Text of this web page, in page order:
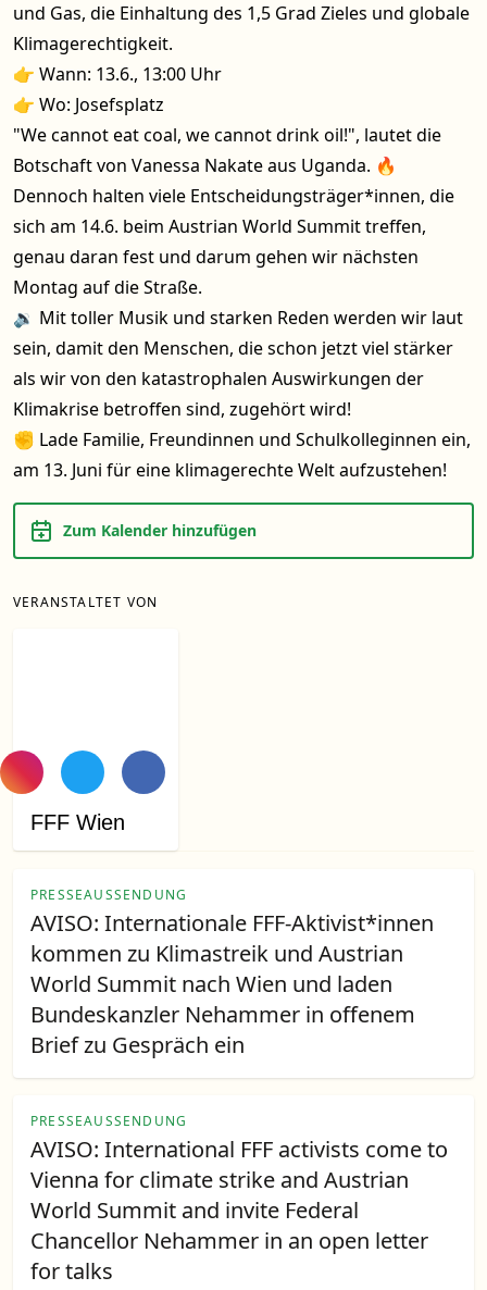
und Gas, die Einhaltung des 1,5 Grad Zieles und globale
Klimagerechtigkeit.
👉 Wann: 13.6., 13:00 Uhr
👉 Wo: Josefsplatz
"We cannot eat coal, we cannot drink oil!", lautet die
Botschaft von Vanessa Nakate aus Uganda. 🔥
Dennoch halten viele Entscheidungsträger*innen, die
sich am 14.6. beim Austrian World Summit treffen,
genau daran fest und darum gehen wir nächsten
Montag auf die Straße.
🔉 Mit toller Musik und starken Reden werden wir laut
sein, damit den Menschen, die schon jetzt viel stärker
als wir von den katastrophalen Auswirkungen der
Klimakrise betroffen sind, zugehört wird!
✊ Lade Familie, Freundinnen und Schulkolleginnen ein,
am 13. Juni für eine klimagerechte Welt aufzustehen!
Zum Kalender hinzufügen
VERANSTALTET VON
FFF Wien
PRESSEAUSSENDUNG
AVISO: Internationale FFF-Aktivist*innen
kommen zu Klimastreik und Austrian
World Summit nach Wien und laden
Bundeskanzler Nehammer in offenem
Brief zu Gespräch ein
PRESSEAUSSENDUNG
AVISO: International FFF activists come to
Vienna for climate strike and Austrian
World Summit and invite Federal
Chancellor Nehammer in an open letter
for talks